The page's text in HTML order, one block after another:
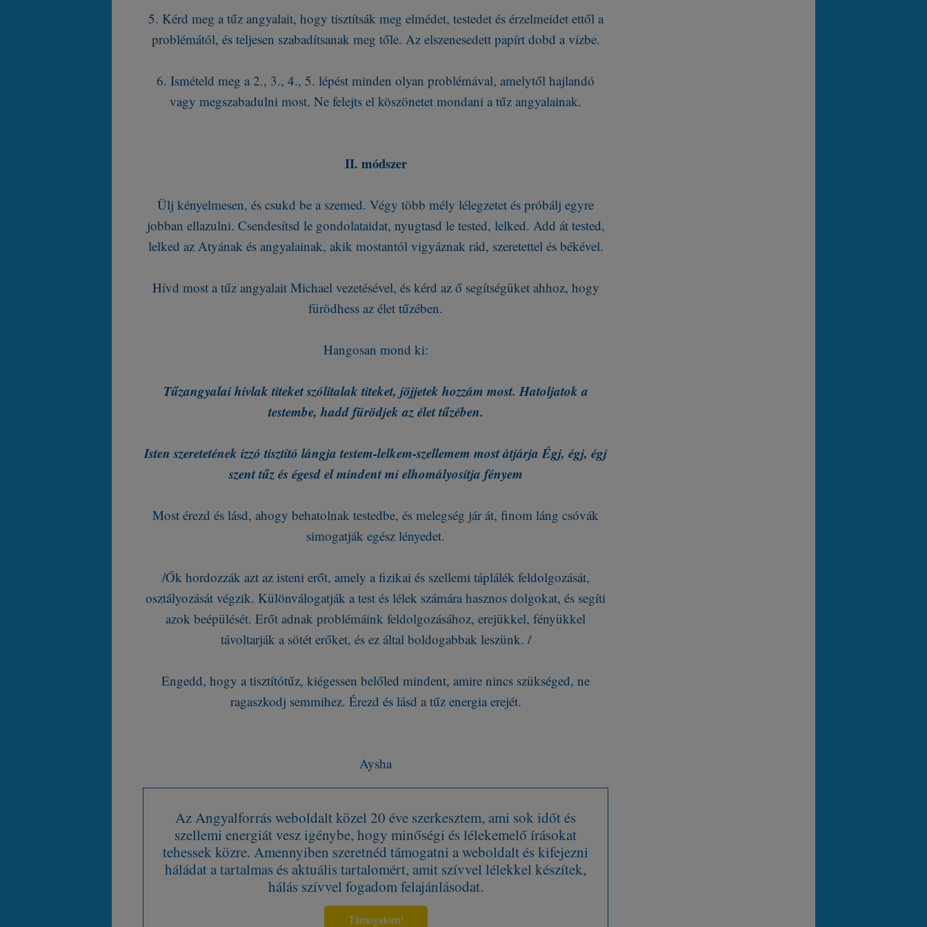
5. Kérd meg a tűz angyalait, hogy tisztítsák meg elmédet, testedet és érzelmeidet ettől a
problémától, és teljesen szabadítsanak meg tőle. Az elszenesedett papírt dobd a vízbe.
6. Ismételd meg a 2., 3., 4., 5. lépést minden olyan problémával, amelytől hajlandó
vagy megszabadulni most. Ne felejts el köszönetet mondani a tűz angyalainak.
II. módszer
Ülj kényelmesen, és csukd be a szemed. Végy több mély lélegzetet és próbálj egyre
jobban ellazulni. Csendesítsd le gondolataidat, nyugtasd le tested, lelked. Add át tested,
lelked az Atyának és angyalainak, akik mostantól vigyáznak rád, szeretettel és békével.
Hívd most a tűz angyalait Michael vezetésével, és kérd az ő segítségüket ahhoz, hogy
fürödhess az élet tűzében.
Hangosan mond ki:
Tűzangyalai hívlak titeket szólítalak titeket, jöjjetek hozzám most. Hatoljatok a
testembe, hadd fürödjek az élet tűzében.
Isten szeretetének izzó tisztító lángja testem-lelkem-szellemem most átjárja Égj, égj, égj
szent tűz és égesd el mindent mi elhomályosítja fényem
Most érezd és lásd, ahogy behatolnak testedbe, és melegség jár át, finom láng csóvák
simogatják egész lényedet.
/Ők hordozzák azt az isteni erőt, amely a fizikai és szellemi táplálék feldolgozását,
osztályozását végzik. Különválogatják a test és lélek számára hasznos dolgokat, és segíti
azok beépülését. Erőt adnak problémáink feldolgozásához, erejükkel, fényükkel
távoltarják a sötét erőket, és ez által boldogabbak leszünk. /
Engedd, hogy a tisztítótűz, kiégessen belőled mindent, amire nincs szükséged, ne
ragaszkodj semmihez. Érezd és lásd a tűz energia erejét.
Aysha
Az Angyalforrás weboldalt közel 20 éve szerkesztem, ami sok időt és
szellemi energiát vesz igénybe, hogy minőségi és lélekemelő írásokat
tehessek közre. Amennyiben szeretnéd támogatni a weboldalt és kifejezni
háládat a tartalmas és aktuális tartalomért, amit szívvel lélekkel készítek,
hálás szívvel fogadom felajánlásodat.
Támogatom!